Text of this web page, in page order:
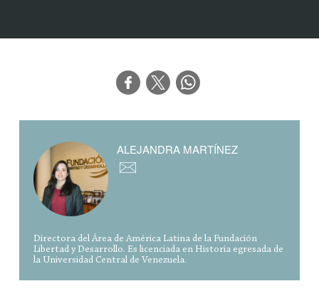
ALEJANDRA MARTÍNEZ
Directora del Área de América Latina de la Fundación
Libertad y Desarrollo. Es licenciada en Historia egresada de
la Universidad Central de Venezuela.